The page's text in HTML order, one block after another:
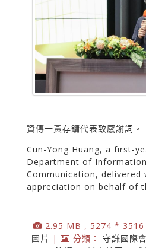
資傳一黃存鏞代表致感謝詞。
Cun-Yong Huang, a first-
Department of
Communication, delivered
appreciation on behalf of
2.95 MB , 5274 *
圖片
| 分類： 守謙國際